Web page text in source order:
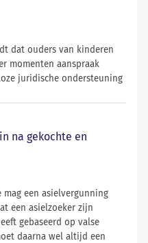
dat ouders van kinderen
momenten aanspraak
juridische ondersteuning
na gekochte en
een asielvergunning
een asielzoeker zijn
gebaseerd op valse
daarna wel altijd een